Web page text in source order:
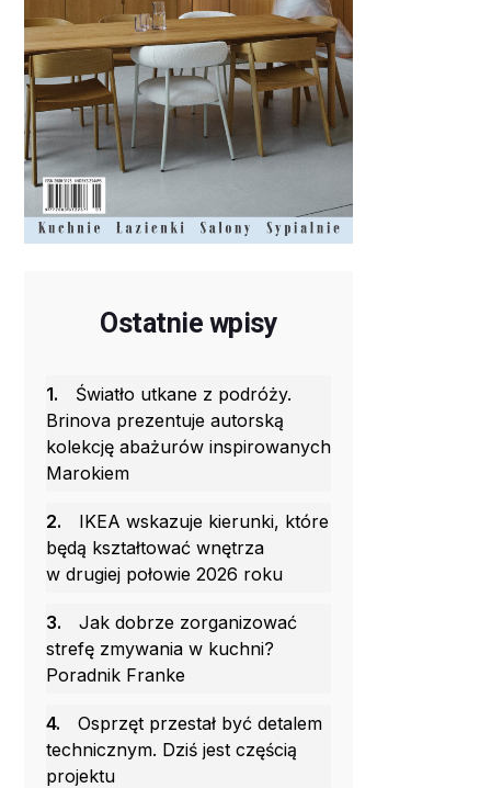
Ostatnie wpisy
1.
Światło utkane z podróży.
Brinova prezentuje autorską
kolekcję abażurów inspirowanych
Marokiem
2.
IKEA wskazuje kierunki, które
będą kształtować wnętrza
w drugiej połowie 2026 roku
3.
Jak dobrze zorganizować
strefę zmywania w kuchni?
Poradnik Franke
4.
Osprzęt przestał być detalem
technicznym. Dziś jest częścią
projektu